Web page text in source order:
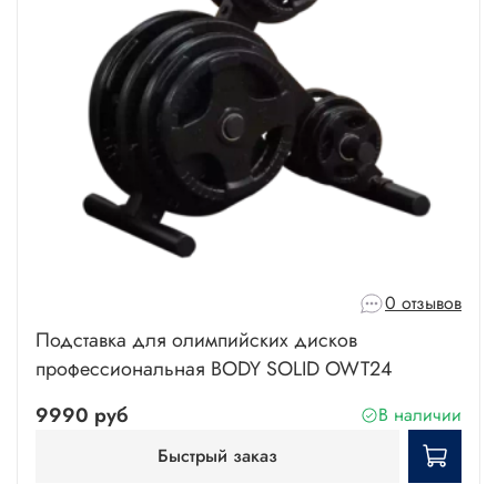
0 отзывов
Подставка для олимпийских дисков
профессиональная BODY SOLID OWT24
9990 руб
В наличии
Быстрый заказ